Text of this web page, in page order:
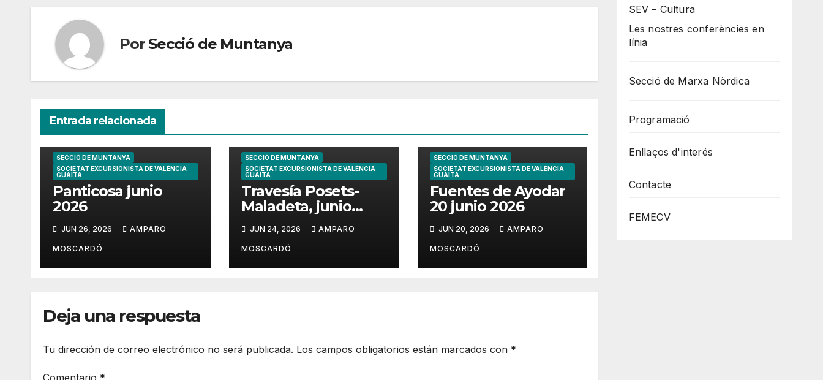
Por Secció de Muntanya
Entrada relacionada
SECCIÓ DE MUNTANYA
SOCIETAT EXCURSIONISTA DE VALÈNCIA
GUAITA
Panticosa junio
2026
JUN 26, 2026 AMPARO
MOSCARDÓ
SECCIÓ DE MUNTANYA
SOCIETAT EXCURSIONISTA DE VALÈNCIA
GUAITA
Travesía Posets-
Maladeta, junio
JUN 24, 2026 AMPARO
MOSCARDÓ
SECCIÓ DE MUNTANYA
SOCIETAT EXCURSIONISTA DE VALÈNCIA
GUAITA
Fuentes de Ayodar
20 junio 2026
JUN 20, 2026 AMPARO
MOSCARDÓ
Deja una respuesta
Tu dirección de correo electrónico no será publicada. Los campos obligatorios están marcados con *
SEV – Cultura
Les nostres conferències en
línia
Secció de Marxa Nòrdica
Programació
Enllaços d'interés
Contacte
FEMECV